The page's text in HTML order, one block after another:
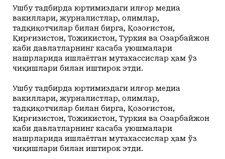
Адабиёт
Илмий ишлар
Мақолалар
БОШҚАЛАР
Суратлар сўзлаганда...
Колумнистлар
АРХИВ
Ўзбекистон журналистлари
Toshkent
Shahar
+34 c
Hozir
+34C
13:00
+35C
14:00
+36C
15:00
+37C
16:00
+36
17:00
Dushanba, 10 +38 +20
Seshanba, 11 +38
Chorshanba, 12 +39
Payshanba, 13 +38 +20
Juma, 14 +38
Shanba, 15
Ушбу тадбирда юртимиздаги илғор медиа
вакиллари, журналистлар, олимлар,
тадқиқотчилар билан бирга, Қозоғистон,
Қирғизистон, Тожикистон, Туркия ва Озарбайжон
каби давлатларнинг касаба уюшмалари
нашрларида ишлаётган мутахассислар ҳам ўз
чиқишлари билан иштирок этди.
Ушбу тадбирда юртимиздаги илғор медиа
вакиллари, журналистлар, олимлар,
тадқиқотчилар билан бирга, Қозоғистон,
Қирғизистон, Тожикистон, Туркия ва Озарбайжон
каби давлатларнинг касаба уюшмалари
нашрларида ишлаётган мутахассислар ҳам ўз
чиқишлари билан иштирок этди.